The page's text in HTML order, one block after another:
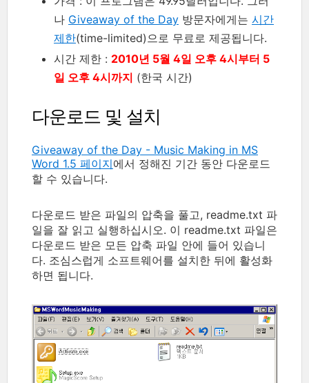
나 Giveaway of the Day 방문자에게는 시간
제한(time-limited)으로 무료로 제공됩니다.
시간 제한 : 2010년 5월 4일 오후 4시부터 5
일 오후 4시까지 (한국 시간)
다운로드 및 설치
Giveaway of the Day - Music Making in MS
Word 1.5 페이지에서 정해진 기간 동안 다운로드
할 수 있습니다.
다운로드 받은 파일의 압축을 풀고, readme.txt 파
일을 잘 읽고 실행하십시오. 이 readme.txt 파일은
다운로드 받은 모든 압축 파일 안에 들어 있습니
다. 조심스럽게 소프트웨어를 설치한 뒤에 활성화
하면 됩니다.